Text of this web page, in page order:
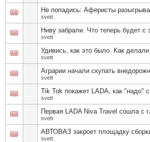
Не попадись: Аферисты
svett
Ниву забрали. Что теперь будет
svett
Удивись, как это было. Как
svett
Аграрии начали скупать
svett
Tik Tok покажет LADA, как "надо"
svett
Первая LADA Niva Travel сошла с
svett
АВТОВАЗ закроет площадку
svett